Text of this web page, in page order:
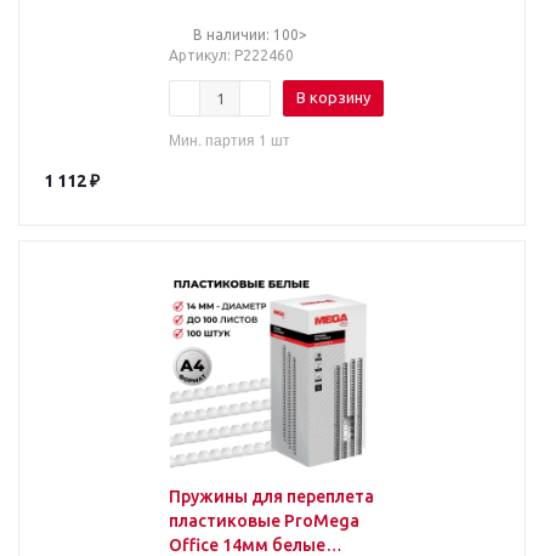
В наличии: 100>
Артикул: Р222460
В корзину
Мин. партия 1 шт
1 112₽
Пружины для переплета
пластиковые ProMega
Office 14мм белые